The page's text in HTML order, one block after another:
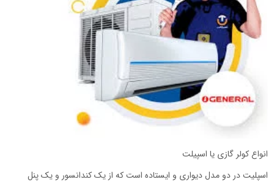
انواع کولر گازی یا اسپیلت
اسپلیت در دو مدل دیواری و ایستاده است که از یک کندانسور و یک پنل